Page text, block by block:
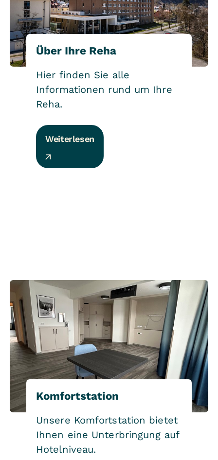
Über Ihre Reha
Hier finden Sie alle
Informationen rund um Ihre
Reha.
Weiterlesen
Komfortstation
Unsere Komfortstation bietet
Ihnen eine Unterbringung auf
Hotelniveau.